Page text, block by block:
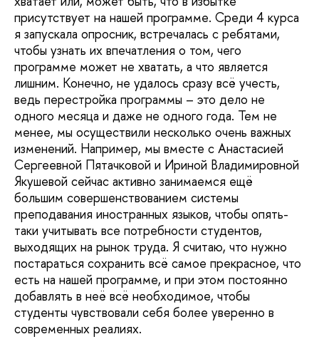
присутствует на нашей программе. Среди 4 курса
я запускала опросник, встречалась с ребятами,
чтобы узнать их впечатления о том, чего
программе может не хватать, а что является
лишним. Конечно, не удалось сразу всё учесть,
ведь перестройка программы – это дело не
одного месяца и даже не одного года. Тем не
менее, мы осуществили несколько очень важных
изменений. Например, мы вместе с Анастасией
Сергеевной Пятачковой и Ириной Владимировной
Якушевой сейчас активно занимаемся ещё
большим совершенствованием системы
преподавания иностранных языков, чтобы опять-
таки учитывать все потребности студентов,
выходящих на рынок труда. Я считаю, что нужно
постараться сохранить всё самое прекрасное, что
есть на нашей программе, и при этом постоянно
добавлять в неё всё необходимое, чтобы
студенты чувствовали себя более уверенно в
современных реалиях.